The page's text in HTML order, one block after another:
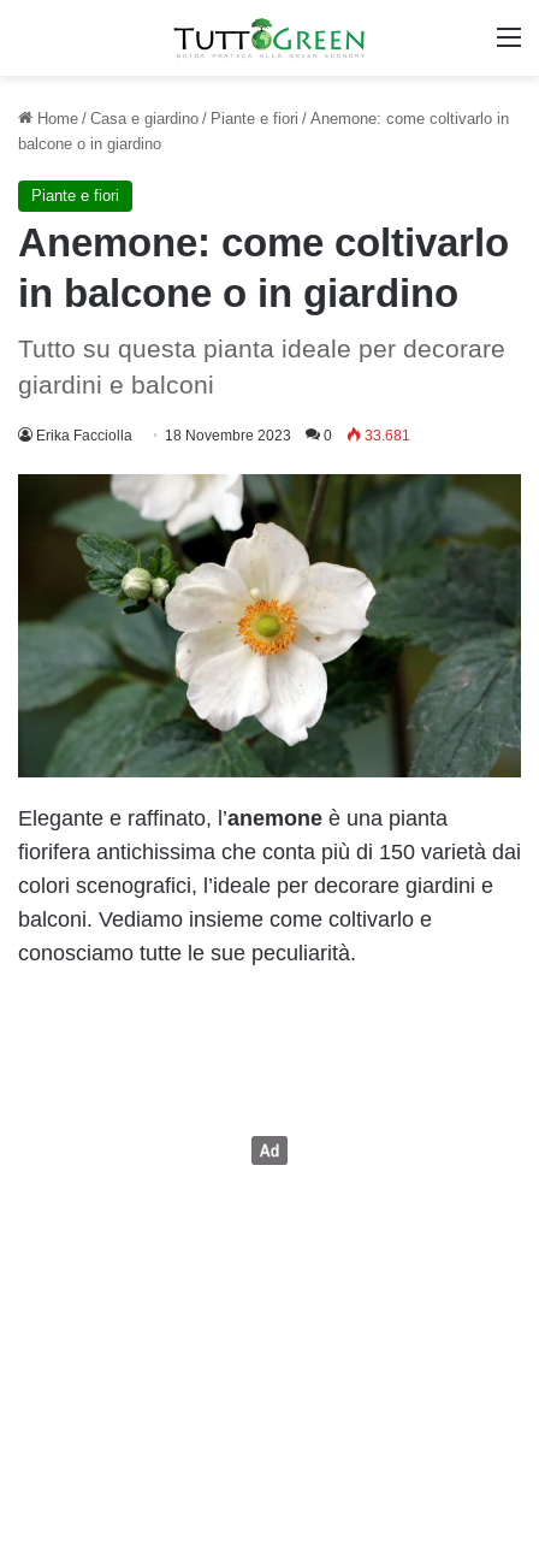
Home / Casa e giardino / Piante e fiori / Anemone: come coltivarlo in
balcone o in giardino
Piante e fiori
Anemone: come coltivarlo
in balcone o in giardino
Tutto su questa pianta ideale per decorare
giardini e balconi
Erika Facciolla 18 Novembre 2023 0 33.681
Elegante e raffinato, l’anemone è una pianta
fiorifera antichissima che conta più di 150 varietà dai
colori scenografici, l’ideale per decorare giardini e
balconi. Vediamo insieme come coltivarlo e
conosciamo tutte le sue peculiarità.